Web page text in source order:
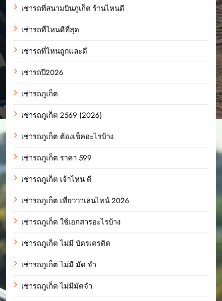
เช่ารถที่สนามบินภูเก็ต ร้านไหนดี
เช่ารถที่ไหนดีที่สุด
เช่ารถที่ไหนถูกและดี
เช่ารถปี2026
เช่ารถภูเก็ต
เช่ารถภูเก็ต 2569 (2026)
เช่ารถภูเก็ต ต้องเช็คอะไรบ้าง
เช่ารถภูเก็ต ราคา 599
เช่ารถภูเก็ต เจ้าไหน ดี
เช่ารถภูเก็ต เที่ยววาเลนไทน์ 2026
เช่ารถภูเก็ต ใช้เอกสารอะไรบ้าง
เช่ารถภูเก็ต ไม่มี บัตรเครดิต
เช่ารถภูเก็ต ไม่มี มัด จํา
เช่ารถภูเก็ต ไม่มีมัดจำ